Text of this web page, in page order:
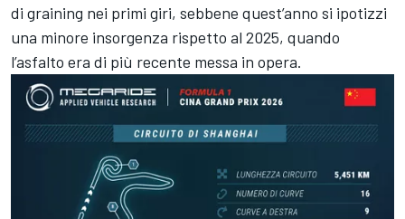
di graining nei primi giri, sebbene quest’anno si ipotizzi
una minore insorgenza rispetto al 2025, quando
l’asfalto era di più recente messa in opera.